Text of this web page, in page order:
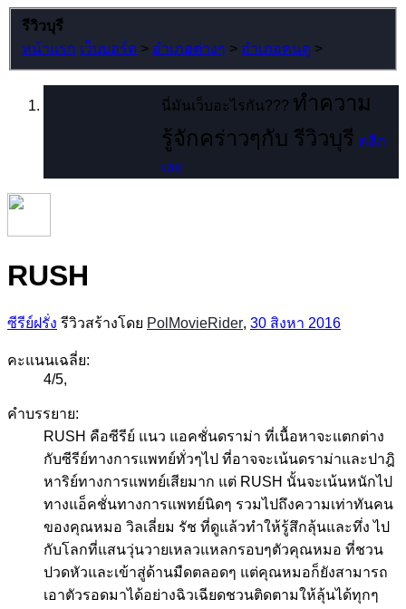
รีวิวบุรี
หน้าแรก เว็บบอร์ด > อำเภอต่างๆ > อำเภอคนดู >
นี่มันเว็บอะไรกัน??? ทำความ
รู้จักคร่าวๆกับ รีวิวบุรี คลิก
เลย
RUSH
ซีรีย์ฝรั่ง รีวิวสร้างโดย PolMovieRider, 30 สิงหา 2016
คะแนนเฉลี่ย:
4/5,
คำบรรยาย:
RUSH คือซีรีย์ แนว แอคชั่นดราม่า ที่เนื้อหาจะแตกต่าง
กับซีรีย์ทางการแพทย์ทั่วๆไป ที่อาจจะเน้นดราม่าและปาฎิ
หาริย์ทางการแพทย์เสียมาก แต่ RUSH นั้นจะเน้นหนักไป
ทางแอ็คชั่นทางการแพทย์นิดๆ รวมไปถึงความเท่าทันคน
ของคุณหมอ วิลเลี่ยม รัช ที่ดูแล้วทำให้รู้สึกลุ้นและทึ่ง ไป
กับโลกที่แสนวุ่นวายเหลวแหลกรอบๆตัวคุณหมอ ที่ชวน
ปวดหัวและเข้าสู่ด้านมืดตลอดๆ แต่คุณหมอก็ยังสามารถ
เอาตัวรอดมาได้อย่างฉิวเฉียดชวนติดตามให้ลุ้นได้ทุกๆ